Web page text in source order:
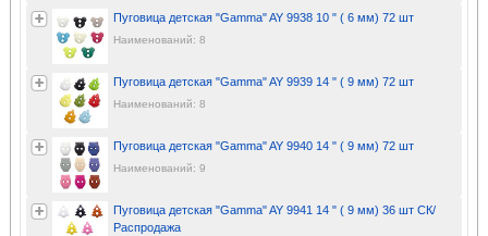
Пуговица детская "Gamma" AY 9938 10 " ( 6 мм) 72 шт
Наименований: 8
Пуговица детская "Gamma" AY 9939 14 " ( 9 мм) 72 шт
Наименований: 8
Пуговица детская "Gamma" AY 9940 14 " ( 9 мм) 72 шт
Наименований: 9
Пуговица детская "Gamma" AY 9941 14 " ( 9 мм) 36 шт СК/
Распродажа